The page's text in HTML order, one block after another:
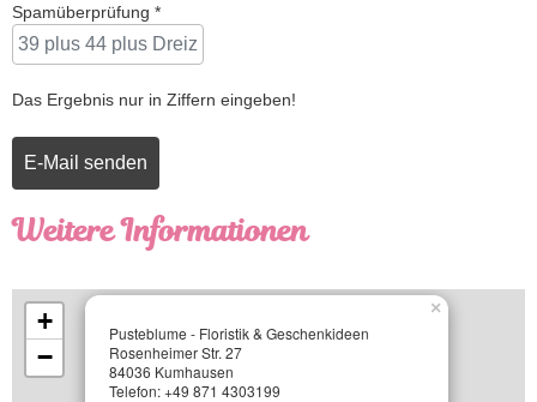
Spamüberprüfung *
Das Ergebnis nur in Ziffern eingeben!
E-Mail senden
Weitere Informationen
Pusteblume - Floristik & Geschenkideen
Rosenheimer Str. 27
84036 Kumhausen
Telefon: +49 871 4303199
×
+
−